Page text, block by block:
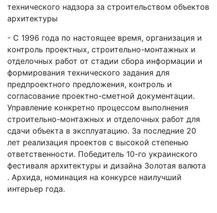
технического надзора за строительством объектов
архитектуры
- С 1996 года по настоящее время, организация и
контроль проектных, строительно-монтажных и
отделочных работ от стадии сбора информации и
формирования технического задания для
предпроектного предложения, контроль и
согласование проектно-сметной документации.
Управление конкретно процессом выполнения
строительно-монтажных и отделочных работ для
сдачи объекта в эксплуатацию. За последние 20
лет реализация проектов с высокой степенью
ответственности. Победитель 10-го украинского
фестиваля архитектуры и дизайна Золотая валюта
. Архида, номинация на конкурсе наилучший
интерьер года.